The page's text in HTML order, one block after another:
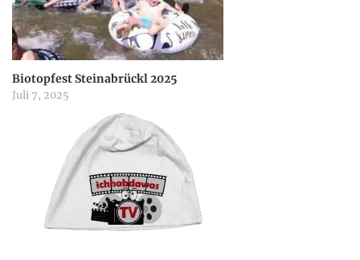
g
a
t
Biotopfest Steinabrückl 2025
Juli 7, 2025